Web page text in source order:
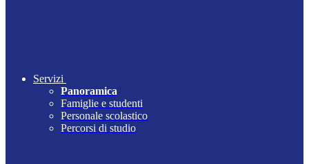
Servizi
Panoramica
Famiglie e studenti
Personale scolastico
Percorsi di studio